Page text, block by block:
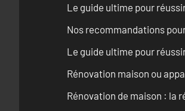
Le guide ultime pour
Nos recommandations
Le guide ultime pour
Rénovation maison ou
Rénovation de maison : la